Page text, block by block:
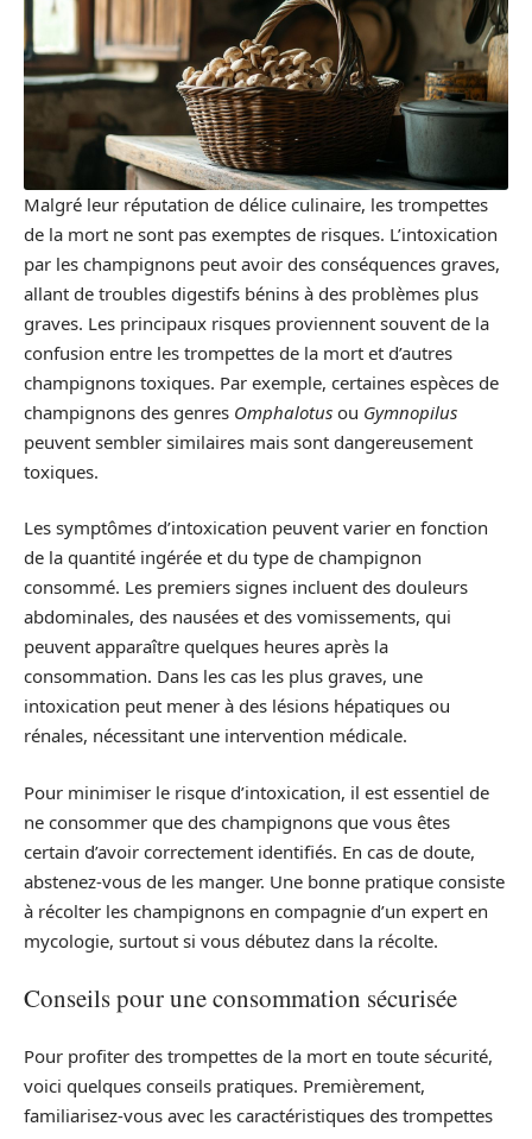
Malgré leur réputation de délice culinaire, les trompettes
de la mort ne sont pas exemptes de risques. L’intoxication
par les champignons peut avoir des conséquences graves,
allant de troubles digestifs bénins à des problèmes plus
graves. Les principaux risques proviennent souvent de la
confusion entre les trompettes de la mort et d’autres
champignons toxiques. Par exemple, certaines espèces de
champignons des genres Omphalotus ou Gymnopilus
peuvent sembler similaires mais sont dangereusement
toxiques.
Les symptômes d’intoxication peuvent varier en fonction
de la quantité ingérée et du type de champignon
consommé. Les premiers signes incluent des douleurs
abdominales, des nausées et des vomissements, qui
peuvent apparaître quelques heures après la
consommation. Dans les cas les plus graves, une
intoxication peut mener à des lésions hépatiques ou
rénales, nécessitant une intervention médicale.
Pour minimiser le risque d’intoxication, il est essentiel de
ne consommer que des champignons que vous êtes
certain d’avoir correctement identifiés. En cas de doute,
abstenez-vous de les manger. Une bonne pratique consiste
à récolter les champignons en compagnie d’un expert en
mycologie, surtout si vous débutez dans la récolte.
Conseils pour une consommation sécurisée
Pour profiter des trompettes de la mort en toute sécurité,
voici quelques conseils pratiques. Premièrement,
familiarisez-vous avec les caractéristiques des trompettes